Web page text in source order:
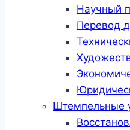
Научный
Перевод
Штемпельные